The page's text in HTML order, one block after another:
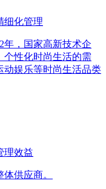
细化管理
年，国家高新技术企
个性化时尚生活的需
动娱乐等时尚生活品类
理效益
供应商。